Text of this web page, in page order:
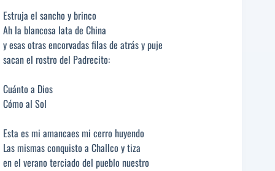
Estruja el sancho y brinco
Ah la blancosa lata de China
y esas otras encorvadas filas de atrás y puje
sacan el rostro del Padrecito:
Cuánto a Dios
Cómo al Sol
Esta es mi amancaes mi cerro huyendo
Las mismas conquisto a Challco y tiza
en el verano terciado del pueblo nuestro